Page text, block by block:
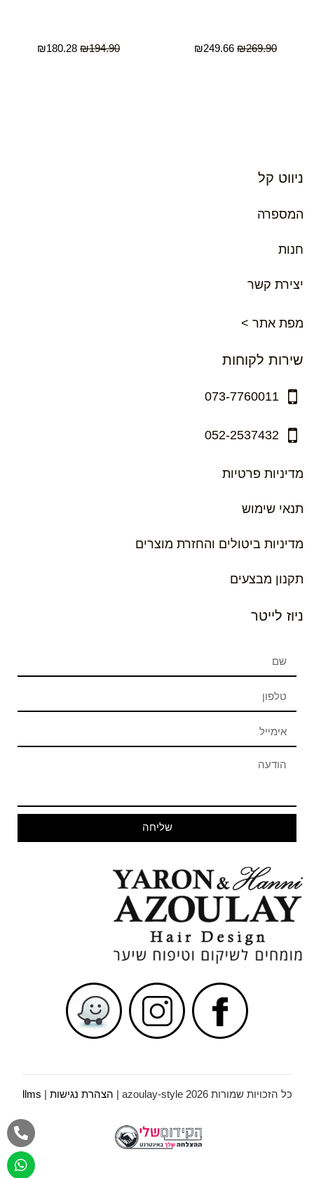
₪269.90
₪249.66
₪194.90
₪180.28
ניווט קל
המספרה
חנות
יצירת קשר
מפת אתר >
שירות לקוחות
073-7760011
052-2537432
מדיניות פרטיות
תנאי שימוש
מדיניות ביטולים והחזרת מוצרים
תקנון מבצעים
ניוז לייטר
שליחה
כל הזכויות שמורות azoulay-style 2026 | הצהרת נגישות |
llms